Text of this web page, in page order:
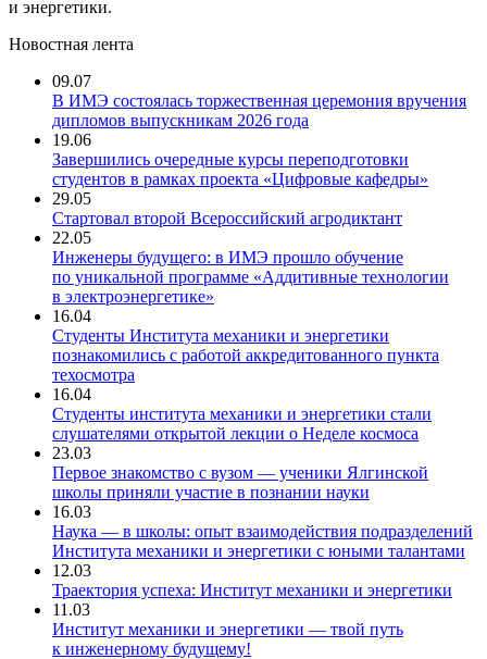
и энергетики.
Новостная лента
09.07
В ИМЭ состоялась торжественная церемония вручения
дипломов выпускникам 2026 года
19.06
Завершились очередные курсы переподготовки
студентов в рамках проекта «Цифровые кафедры»
29.05
Стартовал второй Всероссийский агродиктант
22.05
Инженеры будущего: в ИМЭ прошло обучение
по уникальной программе «Аддитивные технологии
в электроэнергетике»
16.04
Студенты Института механики и энергетики
познакомились с работой аккредитованного пункта
техосмотра
16.04
Студенты института механики и энергетики стали
слушателями открытой лекции о Неделе космоса
23.03
Первое знакомство с вузом — ученики Ялгинской
школы приняли участие в познании науки
16.03
Наука — в школы: опыт взаимодействия подразделений
Института механики и энергетики с юными талантами
12.03
Траектория успеха: Институт механики и энергетики
11.03
Институт механики и энергетики — твой путь
к инженерному будущему!